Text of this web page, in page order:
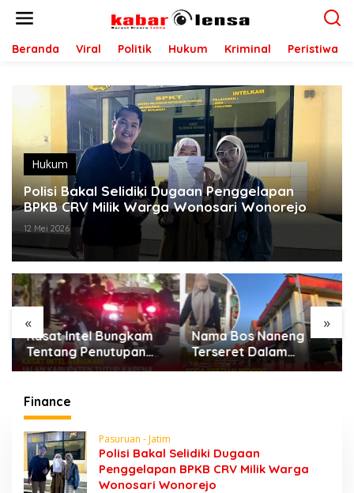
Beranda Viral Politik Hukum Kriminal Peristiwa
Hukum
Polisi Bakal Selidiki Dugaan Penggelapan
BPKB CRV Milik Warga Wonosari Wonorejo
12 Mei 2026
« »
Kasat Intel Bungkam
Tentang Penutupan
Jalan Karena Horeg di
Nama Bos Naneng
Terseret Dalam
Dugaan Kumpul Kebo,
Finance
Pasuruan - Jatim
Polisi Bakal Selidiki Dugaan
Penggelapan BPKB CRV Milik Warga
Wonosari Wonorejo